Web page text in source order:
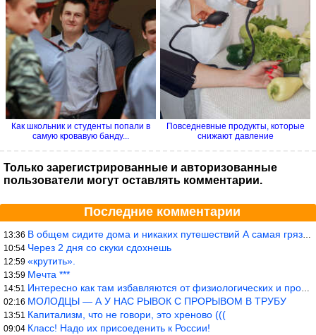
Как школьник и студенты попали в
самую кровавую банду...
Повседневные продукты, которые
снижают давление
Только зарегистрированные и авторизованные
пользователи могут оставлять комментарии.
Последние комментарии
13:36 В общем сидите дома и никаких путешествий А самая грязная в от
10:54 Через 2 дня со скуки сдохнешь
12:59 «крутить».
13:59 Мечта ***
14:51 Интересно как там избавляются от физиологических и прочих отходо
02:16 МОЛОДЦЫ — А У НАС РЫВОК С ПРОРЫВОМ В ТРУБУ
13:51 Капитализм, что не говори, это хреново (((
09:04 Класс! Надо их присоеденить к России!